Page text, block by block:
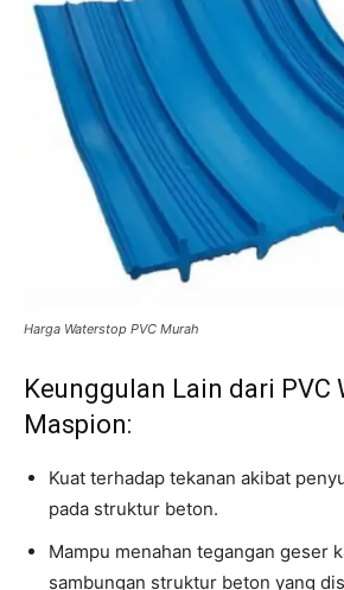
Harga Waterstop PVC Murah
Keunggulan Lain dari PVC
Maspion:
Kuat terhadap tekanan akibat
pada struktur beton.
Mampu menahan tegangan geser
sambungan struktur beton yang